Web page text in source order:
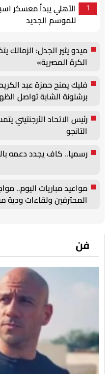
1
الأهلي يبدأ معسكر
للموسم الجديد
ميدو يثير الجدل:
الكرة المصرية»
فليك يمنح حمزة عبد
برشلونة الشابة تواصل
رئيس الاتحاد الأرجنتيني
التانجو
رسميا.. كاف يجدد دعمه
مواعيد مباريات اليوم..
المحترفين ولقاءات ودية
فن